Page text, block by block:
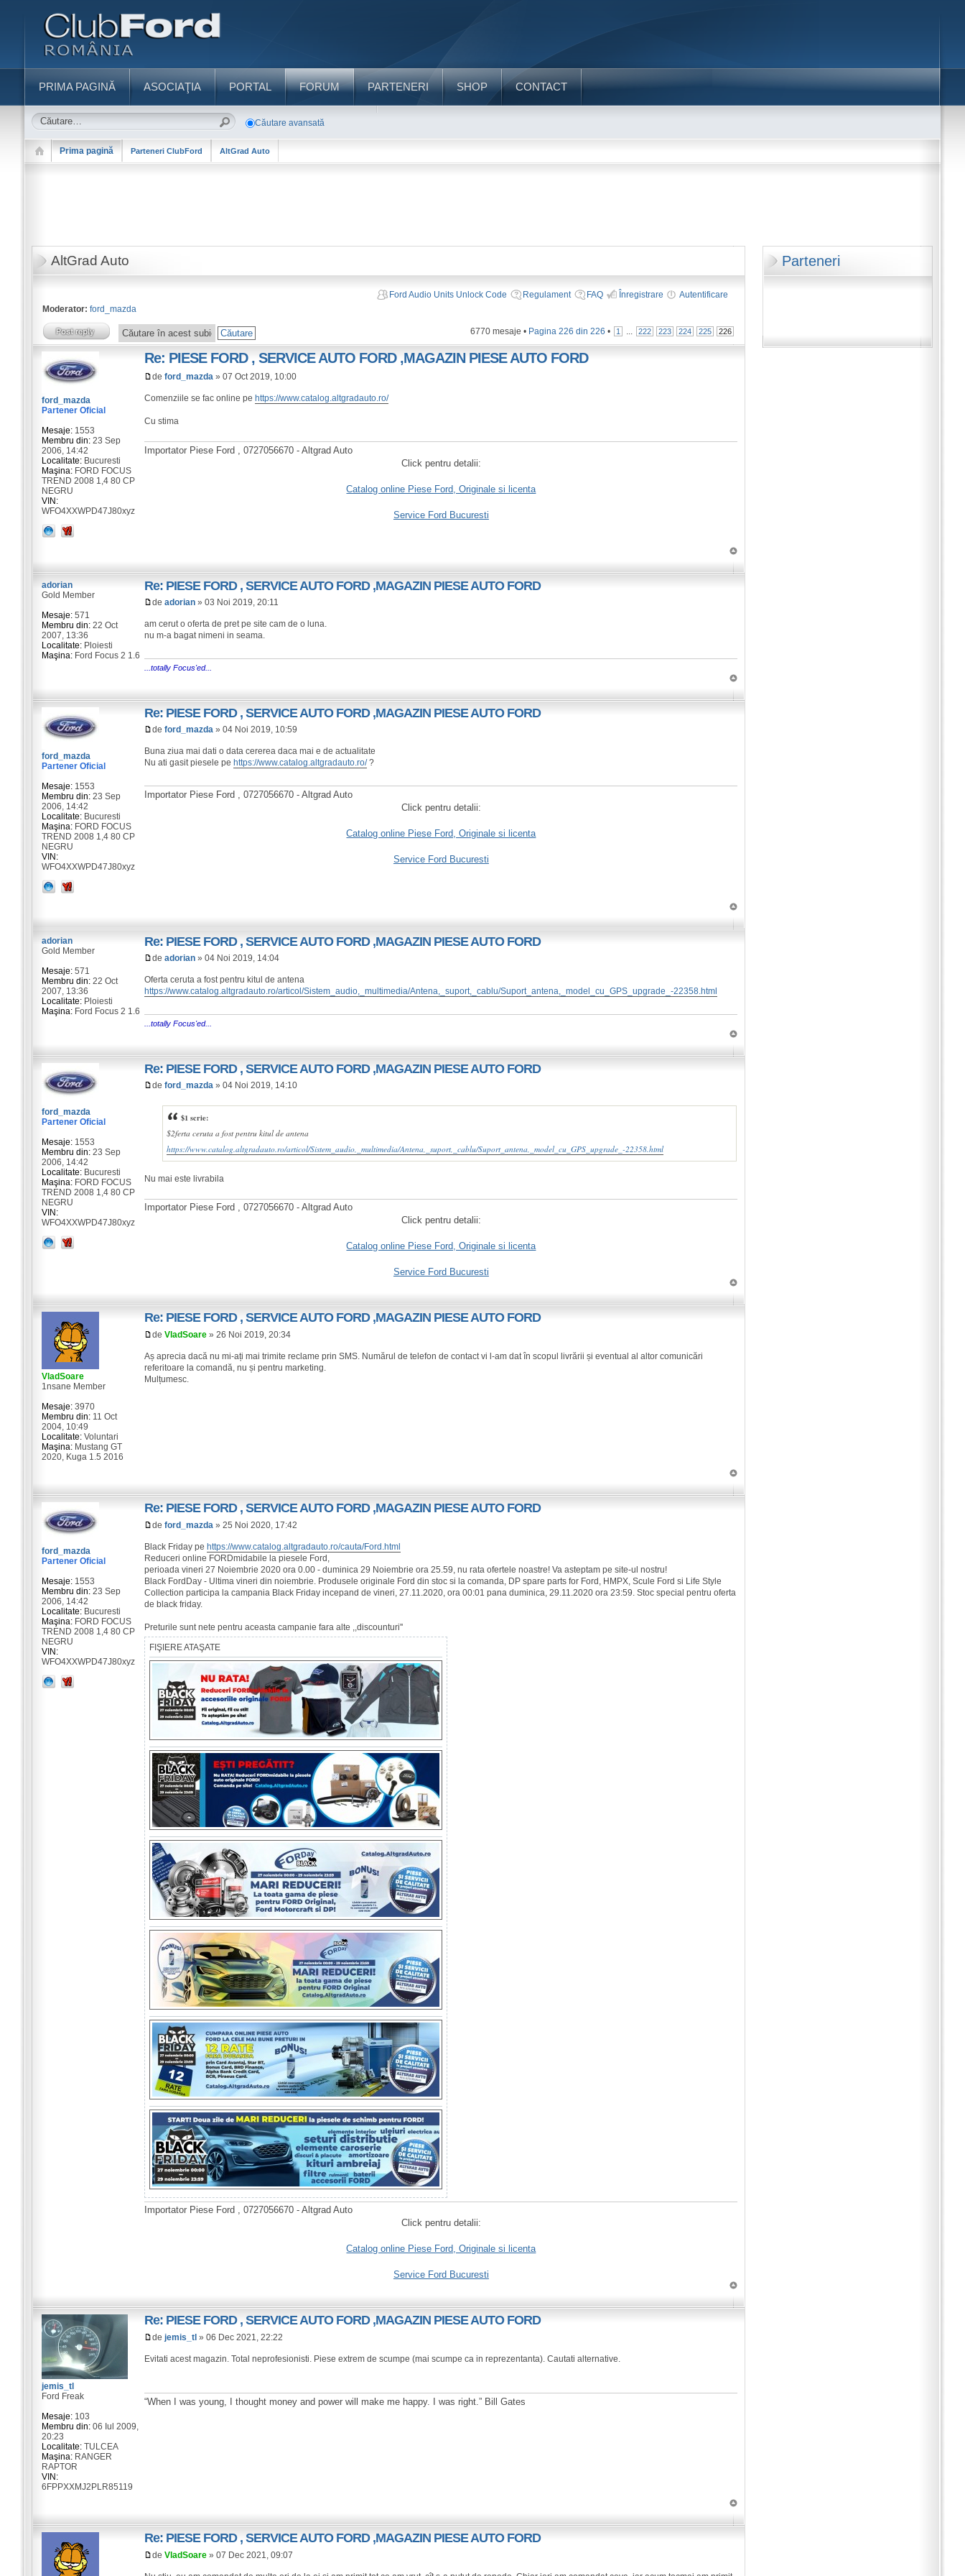
PRIMA PAGINĂ ASOCIAŢIA PORTAL FORUM PARTENERI SHOP CONTACT
Căutare avansată
Prima pagină Parteneri ClubFord AltGrad Auto
Parteneri
AltGrad Auto
Ford Audio Units Unlock Code Regulament FAQ Înregistrare
Autentificare
Moderator: ford_mazda
6770 mesaje • Pagina226 din226 • 1 ... 222 223 224 225 226
Re: PIESE FORD , SERVICE AUTO FORD ,MAGAZIN PIESE AUTO FORD
deford_mazda » 07 Oct 2019, 10:00
Comenziile se fac online pe https://www.catalog.altgradauto.ro/
Cu stima
Importator Piese Ford , 0727056670 - Altgrad Auto
Click pentru detalii:
Catalog online Piese Ford, Originale si licenta
Service Ford Bucuresti
ford_mazda
Partener Oficial
Mesaje:1553
Membru din:23 Sep
2006, 14:42
Localitate:Bucuresti
Maşina:FORD FOCUS
TREND 2008 1,4 80 CP
NEGRU
VIN:
WFO4XXWPD47J80xyz
Re: PIESE FORD , SERVICE AUTO FORD ,MAGAZIN PIESE AUTO FORD
deadorian » 03 Noi 2019, 20:11
am cerut o oferta de pret pe site cam de o luna.
nu m-a bagat nimeni in seama.
...totally Focus'ed...
adorian
Gold Member
Mesaje:571
Membru din:22 Oct
2007, 13:36
Localitate:Ploiesti
Maşina:Ford Focus 2 1.6
Re: PIESE FORD , SERVICE AUTO FORD ,MAGAZIN PIESE AUTO FORD
deford_mazda » 04 Noi 2019, 10:59
Buna ziua mai dati o data cererea daca mai e de actualitate
Nu ati gasit piesele pe https://www.catalog.altgradauto.ro/?
Importator Piese Ford , 0727056670 - Altgrad Auto
Click pentru detalii:
Catalog online Piese Ford, Originale si licenta
Service Ford Bucuresti
ford_mazda
Partener Oficial
Mesaje:1553
Membru din:23 Sep
2006, 14:42
Localitate:Bucuresti
Maşina:FORD FOCUS
TREND 2008 1,4 80 CP
NEGRU
VIN:
WFO4XXWPD47J80xyz
Re: PIESE FORD , SERVICE AUTO FORD ,MAGAZIN PIESE AUTO FORD
deadorian » 04 Noi 2019, 14:04
Oferta ceruta a fost pentru kitul de antena
https://www.catalog.altgradauto.ro/articol/Sistem_audio,_multimedia/Antena,_suport,_cablu/Suport_antena,_model_cu_GPS_upgrade_-22358.html
...totally Focus'ed...
adorian
Gold Member
Mesaje:571
Membru din:22 Oct
2007, 13:36
Localitate:Ploiesti
Maşina:Ford Focus 2 1.6
Re: PIESE FORD , SERVICE AUTO FORD ,MAGAZIN PIESE AUTO FORD
deford_mazda » 04 Noi 2019, 14:10
$1 scrie:
$2ferta ceruta a fost pentru kitul de antena
https://www.catalog.altgradauto.ro/articol/Sistem_audio,_multimedia/Antena,_suport,_cablu/Suport_antena,_model_cu_GPS_upgrade_-22358.html
Nu mai este livrabila
Importator Piese Ford , 0727056670 - Altgrad Auto
Click pentru detalii:
Catalog online Piese Ford, Originale si licenta
Service Ford Bucuresti
ford_mazda
Partener Oficial
Mesaje:1553
Membru din:23 Sep
2006, 14:42
Localitate:Bucuresti
Maşina:FORD FOCUS
TREND 2008 1,4 80 CP
NEGRU
VIN:
WFO4XXWPD47J80xyz
Re: PIESE FORD , SERVICE AUTO FORD ,MAGAZIN PIESE AUTO FORD
deVladSoare » 26 Noi 2019, 20:34
Aș aprecia dacă nu mi-ați mai trimite reclame prin SMS. Numărul de telefon de contact vi l-am dat în scopul livrării și eventual al altor comunicări
referitoare la comandă, nu și pentru marketing.
Mulțumesc.
VladSoare
1nsane Member
Mesaje:3970
Membru din:11 Oct
2004, 10:49
Localitate:Voluntari
Maşina:Mustang GT
2020, Kuga 1.5 2016
Re: PIESE FORD , SERVICE AUTO FORD ,MAGAZIN PIESE AUTO FORD
deford_mazda » 25 Noi 2020, 17:42
Black Friday pehttps://www.catalog.altgradauto.ro/cauta/Ford.html
Reduceri online FORDmidabile la piesele Ford,
perioada vineri 27 Noiembrie 2020 ora 0.00 - duminica 29 Noiembrie ora 25.59, nu rata ofertele noastre! Va asteptam pe site-ul nostru!
Black FordDay - Ultima vineri din noiembrie. Produsele originale Ford din stoc si la comanda, DP spare parts for Ford, HMPX, Scule Ford si Life Style
Collection participa la campania Black Friday incepand de vineri, 27.11.2020, ora 00:01 pana duminica, 29.11.2020 ora 23:59. Stoc special pentru oferta
de black friday.
Preturile sunt nete pentru aceasta campanie fara alte ,,discounturi''
FIŞIERE ATAŞATE
Importator Piese Ford , 0727056670 - Altgrad Auto
Click pentru detalii:
Catalog online Piese Ford, Originale si licenta
Service Ford Bucuresti
ford_mazda
Partener Oficial
Mesaje:1553
Membru din:23 Sep
2006, 14:42
Localitate:Bucuresti
Maşina:FORD FOCUS
TREND 2008 1,4 80 CP
NEGRU
VIN:
WFO4XXWPD47J80xyz
Re: PIESE FORD , SERVICE AUTO FORD ,MAGAZIN PIESE AUTO FORD
dejemis_tl » 06 Dec 2021, 22:22
Evitati acest magazin. Total neprofesionisti. Piese extrem de scumpe (mai scumpe ca in reprezentanta). Cautati alternative.
“When I was young, I thought money and power will make me happy. I was right.” Bill Gates
jemis_tl
Ford Freak
Mesaje:103
Membru din:06 Iul 2009,
20:23
Localitate:TULCEA
Maşina:RANGER
RAPTOR
VIN:
6FPPXXMJ2PLR85119
Re: PIESE FORD , SERVICE AUTO FORD ,MAGAZIN PIESE AUTO FORD
deVladSoare » 07 Dec 2021, 09:07